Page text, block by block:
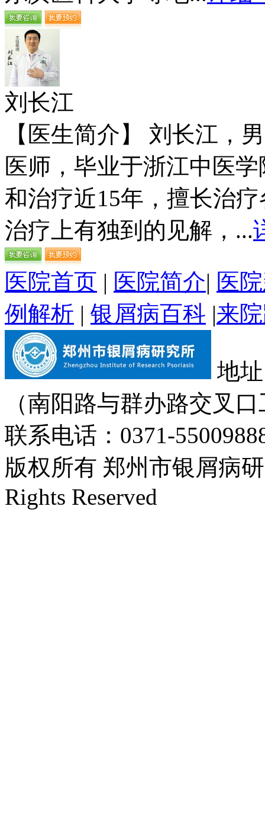
刘长江
【医生简介】 刘长江，
医师，毕业于浙江中医
和治疗近15年，擅长治
治疗上有独到的见解，...
医院首页 | 医院简介| 医
例解析 | 银屑病百科 |来
地
（南阳路与群办路交叉
联系电话：0371-
版权所有 郑州市银屑病
Rights Reserved